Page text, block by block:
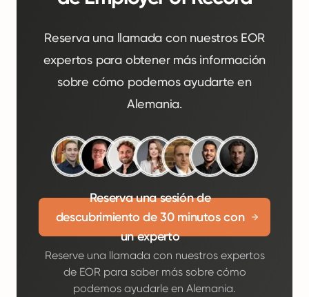
Reserva una llamada con nuestros EOR
expertos para obtener más información
sobre cómo podemos ayudarte en
Alemania.
Reserva una sesión de
descubrimiento de 30 minutos con
un experto
Reserve una llamada con nuestros expertos
de EOR para saber más sobre cómo
podemos ayudarle en Alemania.